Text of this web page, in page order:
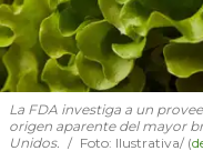
La FDA investiga a un
origen aparente del mayor
Unidos.
Foto: Ilustrativa/ (